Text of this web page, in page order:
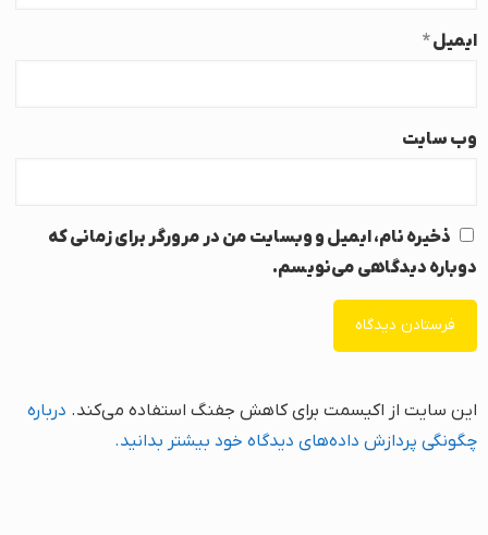
ایمیل*
وب‌ سایت
ذخیره نام، ایمیل و وبسایت من در مرورگر برای زمانی که
دوباره دیدگاهی می‌نویسم.
این سایت از اکیسمت برای کاهش جفنگ استفاده می‌کند. درباره
چگونگی پردازش داده‌های دیدگاه خود بیشتر بدانید.